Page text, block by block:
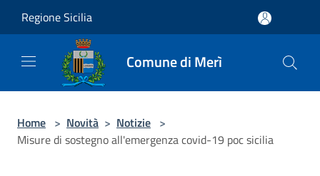
Regione Sicilia
Comune di Merì
Home > Novità > Notizie >
Misure di sostegno all'emergenza covid-19 poc sicilia